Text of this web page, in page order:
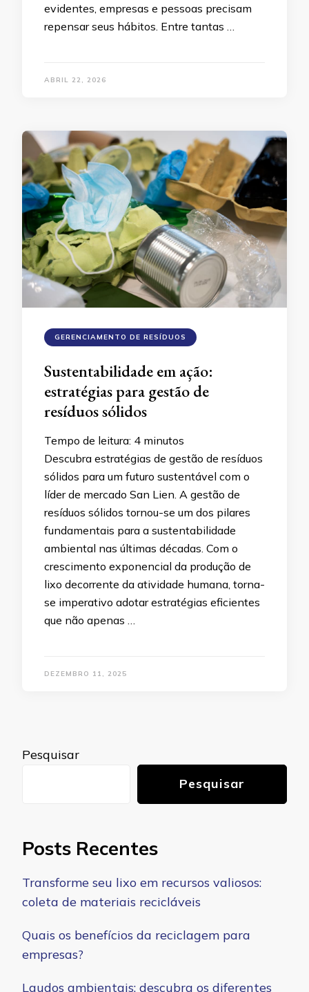
evidentes, empresas e pessoas precisam
repensar seus hábitos. Entre tantas …
ABRIL 22, 2026
GERENCIAMENTO DE RESÍDUOS
Sustentabilidade em ação:
estratégias para gestão de
resíduos sólidos
Tempo de leitura: 4 minutos
Descubra estratégias de gestão de resíduos
sólidos para um futuro sustentável com o
líder de mercado San Lien. A gestão de
resíduos sólidos tornou-se um dos pilares
fundamentais para a sustentabilidade
ambiental nas últimas décadas. Com o
crescimento exponencial da produção de
lixo decorrente da atividade humana, torna-
se imperativo adotar estratégias eficientes
que não apenas …
DEZEMBRO 11, 2025
Pesquisar
Pesquisar
Posts Recentes
Transforme seu lixo em recursos valiosos:
coleta de materiais recicláveis
Quais os benefícios da reciclagem para
empresas?
Laudos ambientais: descubra os diferentes